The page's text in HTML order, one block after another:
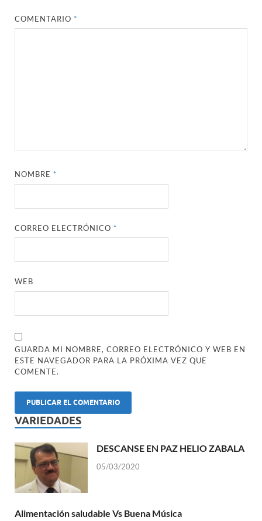
COMENTARIO*
NOMBRE*
CORREO ELECTRÓNICO*
WEB
GUARDA MI NOMBRE, CORREO ELECTRÓNICO Y WEB EN
ESTE NAVEGADOR PARA LA PRÓXIMA VEZ QUE
COMENTE.
VARIEDADES
DESCANSE EN PAZ HELIO ZABALA
05/03/2020
Alimentación saludable Vs Buena Música